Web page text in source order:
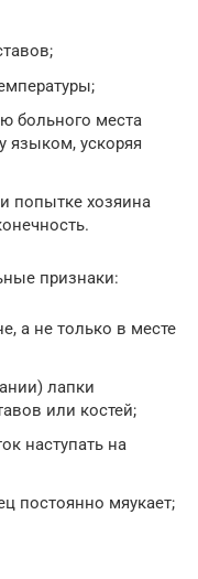
больного места
языком, ускоряя
попытке хозяина
признаки:
а не только в месте
лапки
или костей;
наступать на
постоянно мяукает;